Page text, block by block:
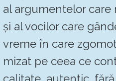
al argumentelor
și al vocilor care
vreme în care
mizat pe ceea ce